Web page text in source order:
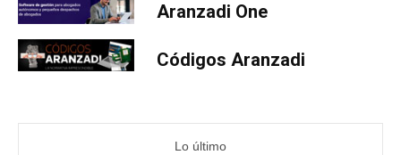
Aranzadi One
Códigos Aranzadi
Lo último